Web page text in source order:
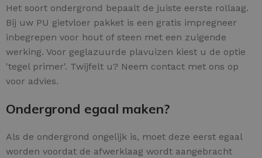
Het soort ondergrond bepaalt de juiste eerste rollaag.
Bij uw PU gietvloer pakket is een gratis impregneer
inbegrepen voor hout of steen met een zuigende
werking. Voor geglazuurde plavuizen kiest u de optie
'tegel primer'. Twijfelt u? Neem contact met ons op
voor advies.
Ondergrond egaal maken?
Als de ondergrond ongelijk is, moet deze eerst egaal
worden voordat de afwerklaag wordt aangebracht